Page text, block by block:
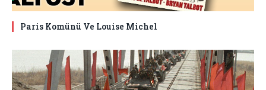
Paris Komünü Ve Louise Michel